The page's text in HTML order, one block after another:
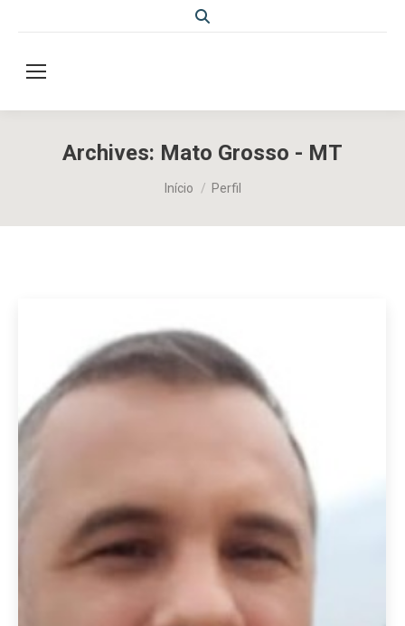
Search:
Archives: Mato Grosso - MT
Início Perfil